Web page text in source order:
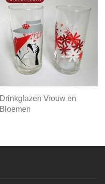
Drinkglazen Vrouw en
Bloemen